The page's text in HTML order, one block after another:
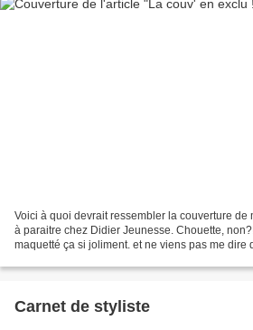
Voici à quoi devrait ressembler la couverture de
à paraitre chez Didier Jeunesse. Chouette,
maquetté ça si joliment. et ne viens pas me dire
Carnet de styliste